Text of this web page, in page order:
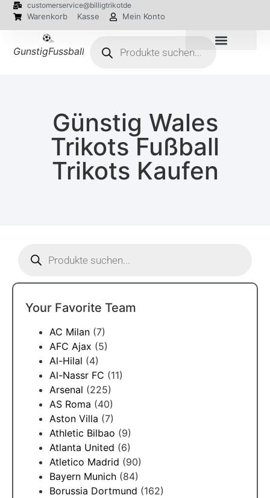
customerservice@billigtrikotde
Warenkorb Kasse Mein Konto
GunstigFussballTrikot
Günstig Wales
Trikots Fußball
Trikots Kaufen
Your Favorite Team
AC Milan (7)
AFC Ajax (5)
Al-Hilal (4)
Al-Nassr FC (11)
Arsenal (225)
AS Roma (40)
Aston Villa (7)
Athletic Bilbao (9)
Atlanta United (6)
Atletico Madrid (90)
Bayern Munich (84)
Borussia Dortmund (162)